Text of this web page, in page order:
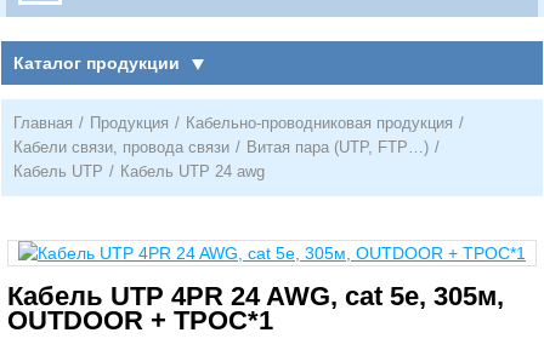
Каталог продукции
Главная / Продукция / Кабельно-проводниковая продукция /
Кабели связи, провода связи / Витая пара (UTP, FTP…) /
Кабель UTP / Кабель UTP 24 awg
Кабель UTP 4PR 24 AWG, cat 5e, 305м,
OUTDOOR + ТРОС*1